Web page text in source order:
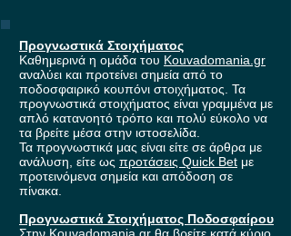
Προγνωστικά Στοιχήματος
Καθημερινά η ομάδα του Kouvadomania.gr
αναλύει και προτείνει σημεία από το
ποδοσφαιρικό κουπόνι στοιχήματος. Τα
προγνωστικά στοιχήματος είναι γραμμένα με
απλό κατανοητό τρόπο και πολύ εύκολο να
τα βρείτε μέσα στην ιστοσελίδα.
Τα προγνωστικά μας είναι είτε σε άρθρα με
ανάλυση, είτε ως προτάσεις Quick Bet με
προτεινόμενα σημεία και απόδοση σε
πίνακα.
Προγνωστικά Στοιχήματος Ποδοσφαίρου